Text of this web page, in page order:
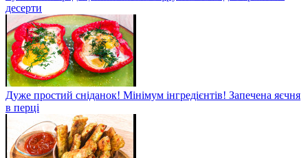
десерти
Дуже простий сніданок! Мінімум інгредієнтів! Запечена яєчня
в перці